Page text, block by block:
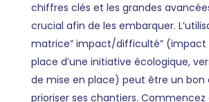
chiffres clés et les grandes
crucial afin de les embarquer.
matrice” impact/difficulté” (impact
place d’une initiative écologique,
de mise en place) peut être un bon
prioriser ses chantiers. Commencez